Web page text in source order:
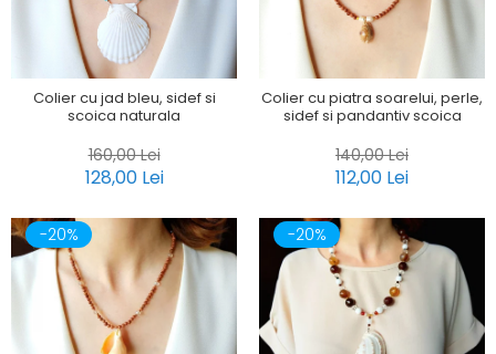
Colier cu jad bleu, sidef si
scoica naturala
160,00 Lei
128,00 Lei
Colier cu piatra soarelui, perle,
sidef si pandantiv scoica
140,00 Lei
112,00 Lei
-20% -20%